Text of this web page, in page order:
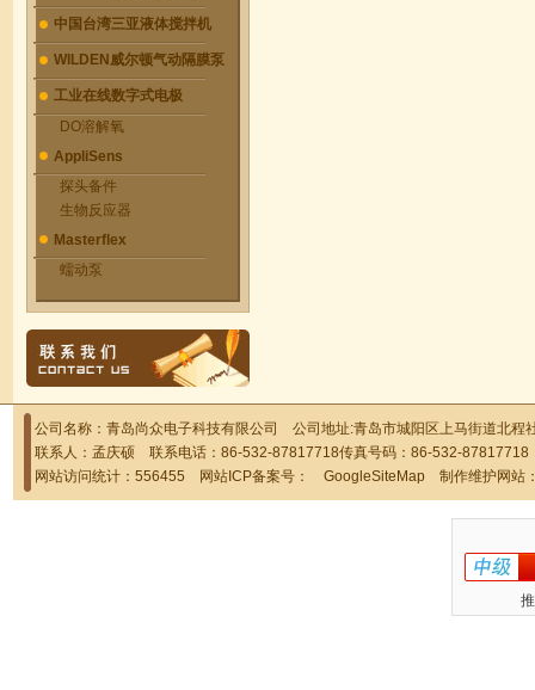
中国台湾三亚液体搅拌机
WILDEN威尔顿气动隔膜泵
工业在线数字式电极
DO溶解氧
AppliSens
探头备件
生物反应器
Masterflex
蠕动泵
公司名称：青岛尚众电子科技有限公司 公司地址:青岛市城阳区上马街道北
联系人：孟庆硕 联系电话：86-532-87817718传真号码：86-532-
网站访问统计：556455 网站ICP备案号： GoogleSiteMap 制作维护网站